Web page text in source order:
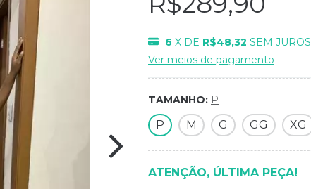
6 X DE R$48,32 SEM JUROS
Ver meios de pagamento
TAMANHO: P
P M G GG XG
ATENÇÃO, ÚLTIMA PEÇA!